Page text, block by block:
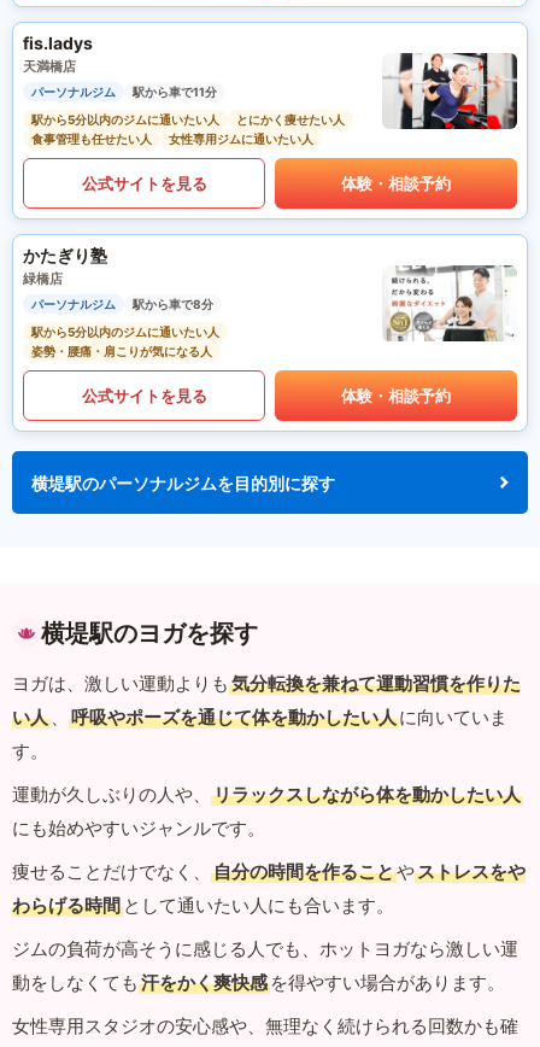
fis.ladys
天満橋店
パーソナルジム
駅から車で11分
駅から5分以内のジムに通いたい人
とにかく痩せたい人
食事管理も任せたい人
女性専用ジムに通いたい人
公式サイトを見る 体験・相談予約
かたぎり塾
緑橋店
パーソナルジム
駅から車で8分
駅から5分以内のジムに通いたい人
姿勢・腰痛・肩こりが気になる人
公式サイトを見る 体験・相談予約
横堤駅のパーソナルジムを目的別に探す
横堤駅のヨガを探す
ヨガは、激しい運動よりも 気分転換を兼ねて運動習慣を作りた
い人 、 呼吸やポーズを通じて体を動かしたい人に向いていま
す。
運動が久しぶりの人や、
リラックスしながら体を動かしたい人
にも始めやすいジャンルです。
痩せることだけでなく、
自分の時間を作ることやストレスをや
わらげる時間 として通いたい人にも合います。
ジムの負荷が高そうに感じる人でも、ホットヨガなら激しい運
動をしなくても 汗をかく爽快感 を得やすい場合があります。
女性専用スタジオの安心感や、無理なく続けられる回数かも確